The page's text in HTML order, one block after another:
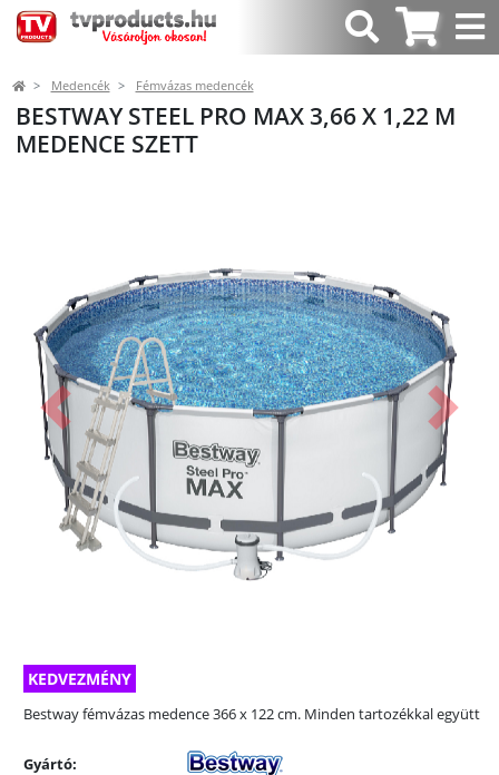
Medencék Fémvázas medencék
BESTWAY STEEL PRO MAX 3,66 X 1,22 M
MEDENCE SZETT
Előző
KEDVEZMÉNY
Bestway fémvázas medence 366 x 122 cm. Minden tartozékkal együtt
Gyártó: